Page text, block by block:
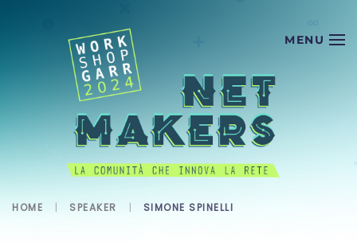
Skip to main content
HOME SPEAKER SIMONE SPINELLI